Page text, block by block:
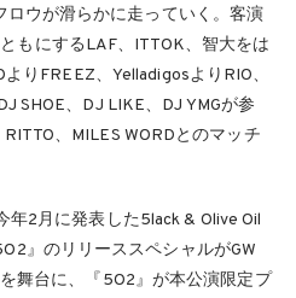
ウが滑らかに走っていく。客演
もにするLAF、ITTOK、智大をは
りFREEZ、YelladigosよりRIO、
SHOE、DJ LIKE、DJ YMGが参
、MILES WORDとのマッチ
年2月に発表した5lack & Olive Oil
』のリリーススペシャルがGW
舞台に、『5O2』が本公演限定プ